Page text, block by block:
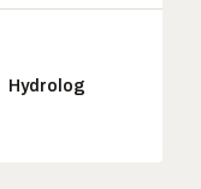
Hydrolog